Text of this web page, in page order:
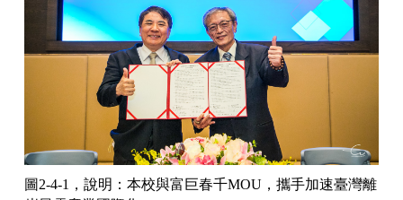
圖2-4-1，說明：本校與富巨春千MOU，攜手加速臺灣離